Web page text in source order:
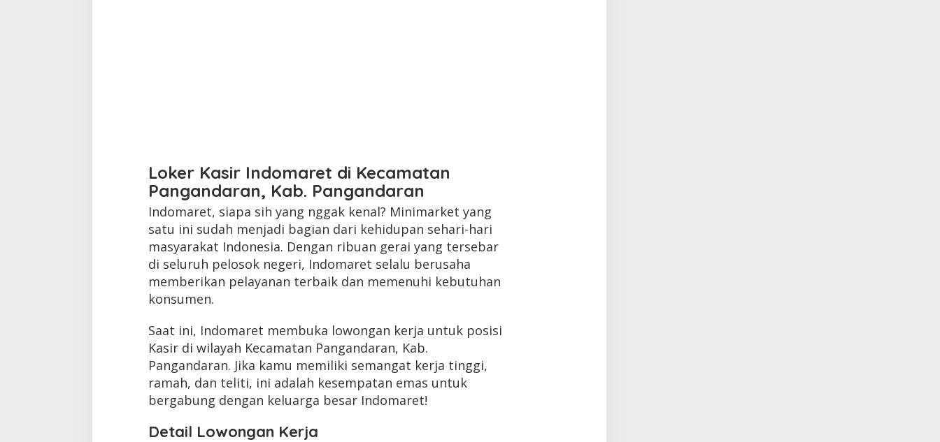
Loker Kasir Indomaret di Kecamatan
Pangandaran, Kab. Pangandaran
Indomaret, siapa sih yang nggak kenal? Minimarket yang
satu ini sudah menjadi bagian dari kehidupan sehari-hari
masyarakat Indonesia. Dengan ribuan gerai yang tersebar
di seluruh pelosok negeri, Indomaret selalu berusaha
memberikan pelayanan terbaik dan memenuhi kebutuhan
konsumen.
Saat ini, Indomaret membuka lowongan kerja untuk posisi
Kasir di wilayah Kecamatan Pangandaran, Kab.
Pangandaran. Jika kamu memiliki semangat kerja tinggi,
ramah, dan teliti, ini adalah kesempatan emas untuk
bergabung dengan keluarga besar Indomaret!
Detail Lowongan Kerja